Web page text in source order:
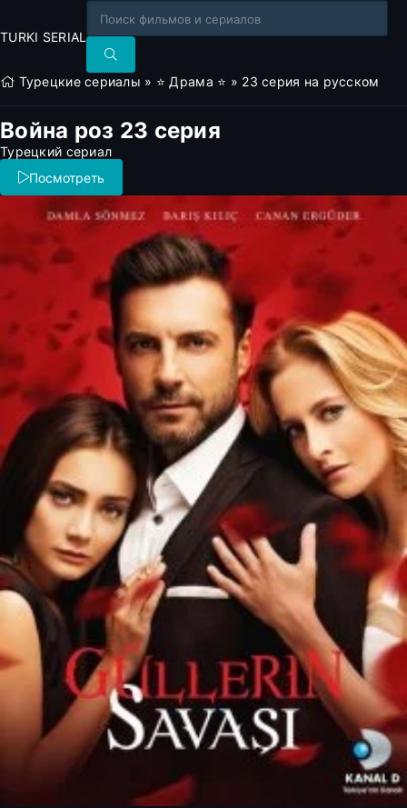
TURKI SERIAL
Турецкие сериалы » ⭐ Драма ⭐ » 23 серия на русском
Война роз 23 серия
Турецкий сериал
Посмотреть